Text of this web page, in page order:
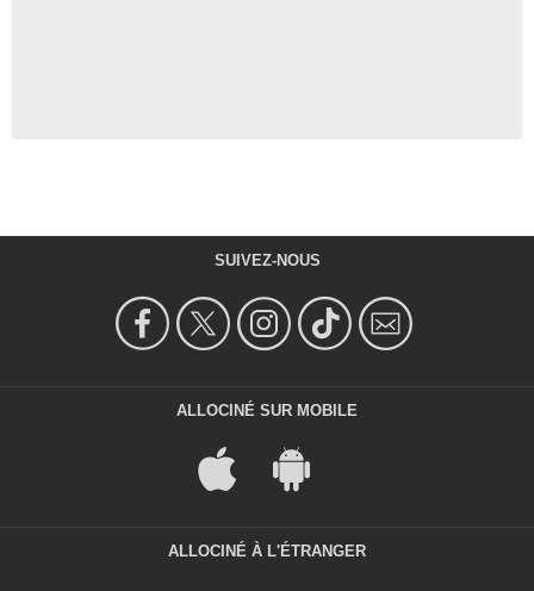
SUIVEZ-NOUS
ALLOCINÉ SUR MOBILE
ALLOCINÉ À L'ÉTRANGER